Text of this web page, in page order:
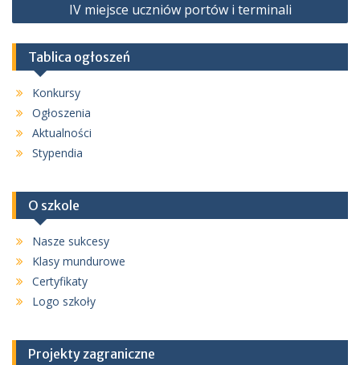
IV miejsce uczniów portów i terminali
Tablica ogłoszeń
Konkursy
Ogłoszenia
Aktualności
Stypendia
O szkole
Nasze sukcesy
Klasy mundurowe
Certyfikaty
Logo szkoły
Projekty zagraniczne